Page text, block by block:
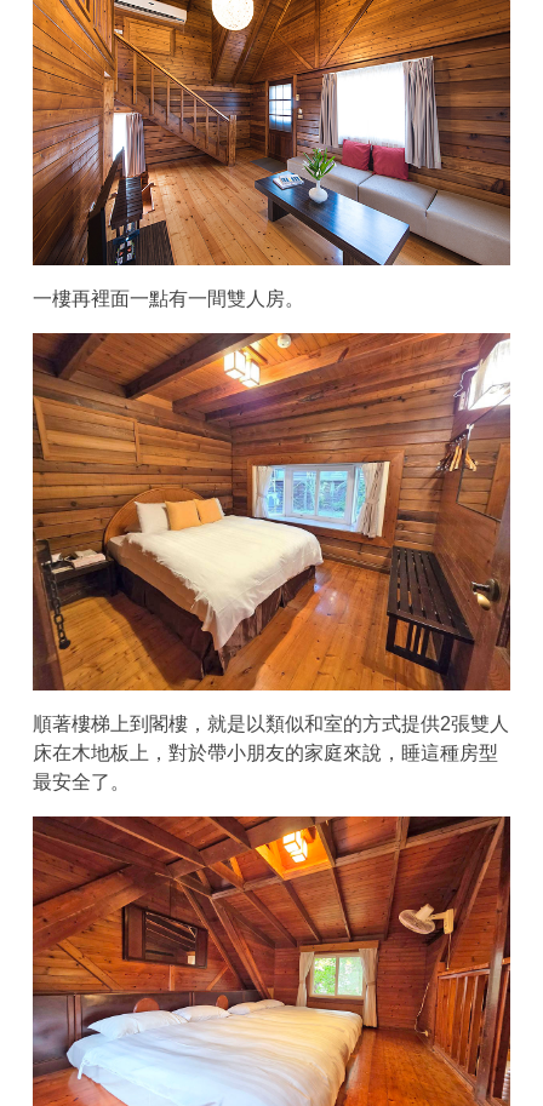
一樓再裡面一點有一間雙人房。
順著樓梯上到閣樓，就是以類似和室的方式提供2張雙人
床在木地板上，對於帶小朋友的家庭來說，睡這種房型
最安全了。